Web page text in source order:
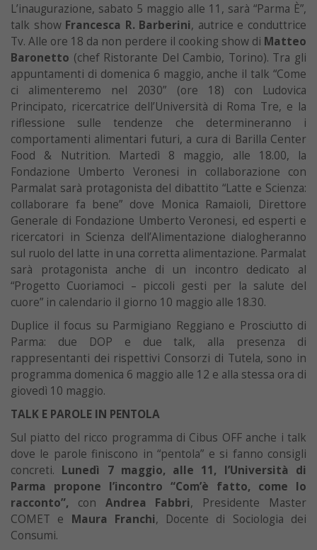
L’inaugurazione, sabato 5 maggio alle 11, sarà “Parma È”,
talk show Francesca R. Barberini, autrice e conduttrice
Tv. Alle ore 18 da non perdere il cooking show di Matteo
Baronetto (chef Ristorante Del Cambio, Torino). Tra gli
appuntamenti di domenica 6 maggio, anche il talk “Come
ci alimenteremo nel 2030” (ore 18) con Ludovica
Principato, ricercatrice dell’Università di Roma Tre, e la
riflessione sulle tendenze che determineranno i
comportamenti alimentari futuri, a cura di Barilla Center
Food & Nutrition. Martedì 8 maggio, alle 18.00, la
Fondazione Umberto Veronesi in collaborazione con
Parmalat sarà protagonista del dibattito “Latte e Scienza:
collaborare fa bene” dove Monica Ramaioli, Direttore
Generale di Fondazione Umberto Veronesi, ed esperti e
ricercatori in Scienza dell’Alimentazione dialogheranno
sul ruolo del latte in una corretta alimentazione. Parmalat
sarà protagonista anche di un incontro dedicato al
“Progetto Cuoriamoci – piccoli gesti per la salute del
cuore” in calendario il giorno 10 maggio alle 18.30.
Duplice il focus su Parmigiano Reggiano e Prosciutto di
Parma: due DOP e due talk, alla presenza di
rappresentanti dei rispettivi Consorzi di Tutela, sono in
programma domenica 6 maggio alle 12 e alla stessa ora di
giovedì 10 maggio.
TALK E PAROLE IN PENTOLA
Sul piatto del ricco programma di Cibus OFF anche i talk
dove le parole finiscono in “pentola” e si fanno consigli
concreti. Lunedì 7 maggio, alle 11, l’Università di
Parma propone l’incontro “Com’è fatto, come lo
racconto”, con Andrea Fabbri, Presidente Master
COMET e Maura Franchi, Docente di Sociologia dei
Consumi.